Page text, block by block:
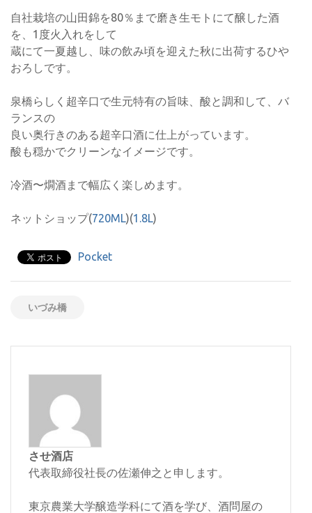
自社栽培の山田錦を80％まで磨き生モトにて醸した酒
を、1度火入れをして
蔵にて一夏越し、味の飲み頃を迎えた秋に出荷するひや
おろしです。
泉橋らしく超辛口で生元特有の旨味、酸と調和して、バ
ランスの
良い奥行きのある超辛口酒に仕上がっています。
酸も穏かでクリーンなイメージです。
冷酒〜燗酒まで幅広く楽しめます。
ネットショップ(720ML)(1.8L)
Pocket
いづみ橋
させ酒店
代表取締役社長の佐瀬伸之と申します。
東京農業大学醸造学科にて酒を学び、酒問屋の